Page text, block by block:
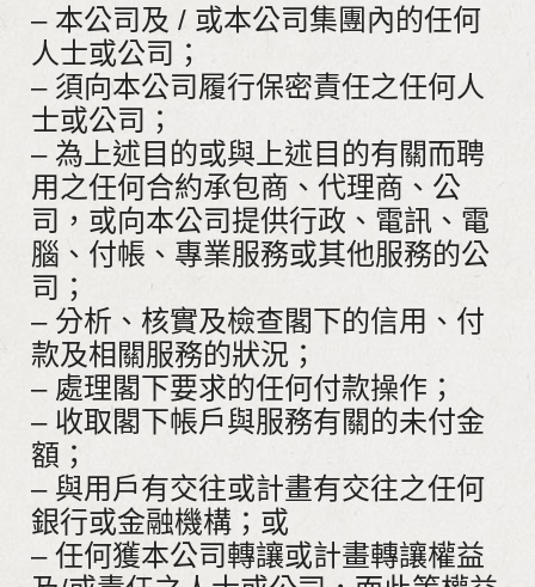
– 本公司及 / 或本公司集團內的任何
人士或公司；
– 須向本公司履行保密責任之任何人
士或公司；
– 為上述目的或與上述目的有關而聘
用之任何合約承包商、代理商、公
司，或向本公司提供行政、電訊、電
腦、付帳、專業服務或其他服務的公
司；
– 分析、核實及檢查閣下的信用、付
款及相關服務的狀況；
– 處理閣下要求的任何付款操作；
– 收取閣下帳戶與服務有關的未付金
額；
– 與用戶有交往或計畫有交往之任何
銀行或金融機構；或
– 任何獲本公司轉讓或計畫轉讓權益